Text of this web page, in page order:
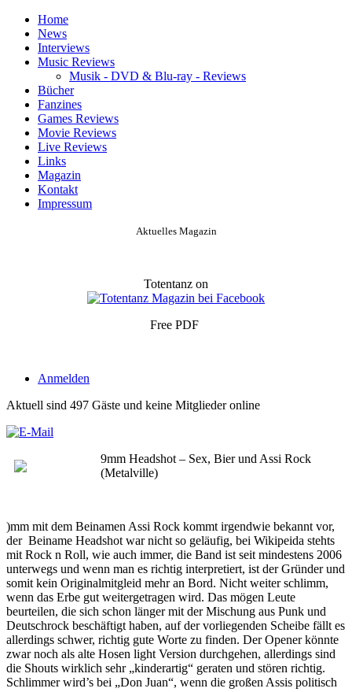
Home
News
Interviews
Music Reviews
Musik - DVD & Blu-ray - Reviews
Bücher
Fanzines
Games Reviews
Movie Reviews
Live Reviews
Links
Magazin
Kontakt
Impressum
Aktuelles Magazin
Totentanz on
Free PDF
Anmelden
Aktuell sind 497 Gäste und keine Mitglieder online
9mm Headshot – Sex, Bier und Assi Rock
(Metalville)
)mm mit dem Beinamen Assi Rock kommt irgendwie bekannt vor,
der Beiname Headshot war nicht so geläufig, bei Wikipeida stehts
mit Rock n Roll, wie auch immer, die Band ist seit mindestens 2006
unterwegs und wenn man es richtig interpretiert, ist der Gründer und
somit kein Originalmitgleid mehr an Bord. Nicht weiter schlimm,
wenn das Erbe gut weitergetragen wird. Das mögen Leute
beurteilen, die sich schon länger mit der Mischung aus Punk und
Deutschrock beschäftigt haben, auf der vorliegenden Scheibe fällt es
allerdings schwer, richtig gute Worte zu finden. Der Opener könnte
zwar noch als alte Hosen light Version durchgehen, allerdings sind
die Shouts wirklich sehr „kinderartig“ geraten und stören richtig.
Schlimmer wird’s bei „Don Juan“, wenn die großen Assis politisch